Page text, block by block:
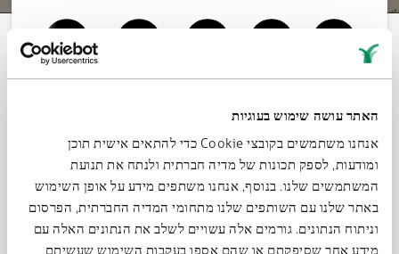
האתר עושה שימוש בעוגיות
אנחנו משתמשים בקובצי Cookie כדי להתאים אישית תוכן
ומודעות, לספק תכונות של מדיה חברתית ולנתח את תנועת
המשתמשים שלנו. בנוסף, אנחנו משתפים מידע על אופן השימוש
באתר שלנו עם השותפים שלנו מתחומי המדיה החברתית, הפרסום
וניתוח הנתונים. גורמים אלה עשויים לשלב את הנתונים האלה עם
Поделиться